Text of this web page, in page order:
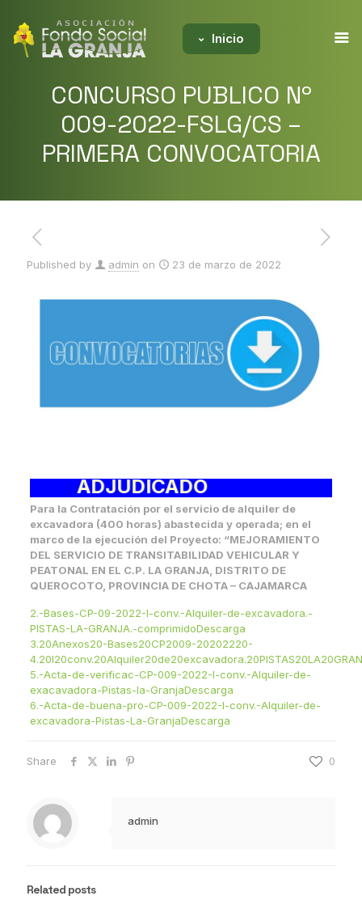
Inicio
CONCURSO PUBLICO Nº
009-2022-FSLG/CS –
PRIMERA CONVOCATORIA
Published by admin on 23 de marzo de 2022
ADJUDICADO
Para la Contratación por el servicio de alquiler de
excavadora (400 horas) abastecida y operada; en el
marco de la ejecución del Proyecto: “MEJORAMIENTO
DEL SERVICIO DE TRANSITABILIDAD VEHICULAR Y
PEATONAL EN EL C.P. LA GRANJA, DISTRITO DE
QUEROCOTO, PROVINCIA DE CHOTA – CAJAMARCA
2.-Bases-CP-09-2022-I-conv.-Alquiler-de-excavadora.-
PISTAS-LA-GRANJA.-comprimidoDescarga
3.20Anexos20-Bases20CP2009-20202220-
5.-Acta-de-verificac-CP-009-2022-I-conv.-Alquiler-de-
exacavadora-Pistas-la-GranjaDescarga
6.-Acta-de-buena-pro-CP-009-2022-I-conv.-Alquiler-de-
excavadora-Pistas-La-GranjaDescarga
Share 0
admin
Related posts